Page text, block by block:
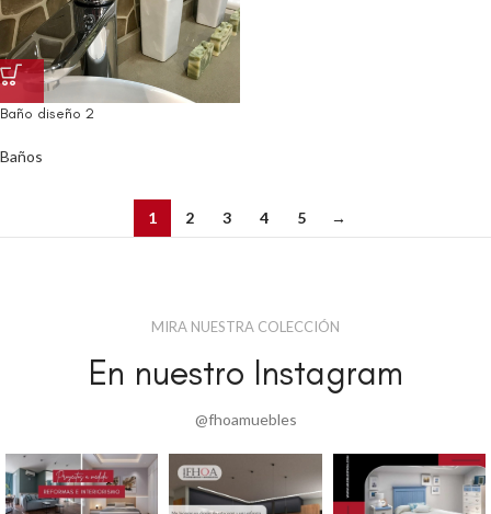
Baño diseño 2
Baños
1 2 3 4 5 →
MIRA NUESTRA COLECCIÓN
En nuestro Instagram
@fhoamuebles